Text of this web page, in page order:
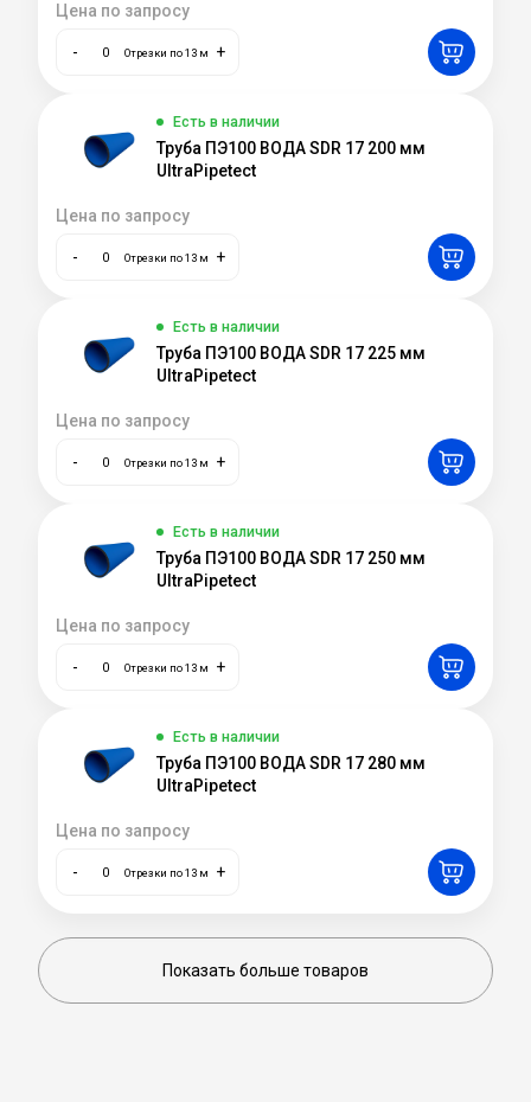
Цена по запросу
- Отрезки по 13 м +
Есть в наличии
Труба ПЭ100 ВОДА SDR 17 200 мм
UltraPipetect
Цена по запросу
- Отрезки по 13 м +
Есть в наличии
Труба ПЭ100 ВОДА SDR 17 225 мм
UltraPipetect
Цена по запросу
- Отрезки по 13 м +
Есть в наличии
Труба ПЭ100 ВОДА SDR 17 250 мм
UltraPipetect
Цена по запросу
- Отрезки по 13 м +
Есть в наличии
Труба ПЭ100 ВОДА SDR 17 280 мм
UltraPipetect
Цена по запросу
- Отрезки по 13 м +
Показать больше товаров